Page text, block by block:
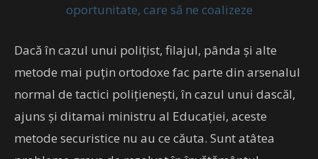
oportunitate, care să ne coalizeze
Dacă în cazul unui polițist, filajul, pânda și alte
metode mai puțin ortodoxe fac parte din arsenalul
normal de tactici polițienești, în cazul unui dascăl,
ajuns și ditamai ministru al Educației, aceste
metode securistice nu au ce căuta. Sunt atâtea